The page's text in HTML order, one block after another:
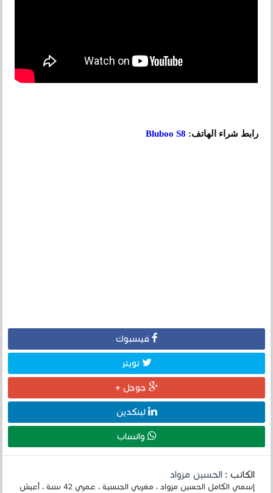
رابط شراء الهاتف: Bluboo S8
فيسبوك
تويتر
جوجل +
لينكدين
واتساب
الكاتب :الحسين مزواد
إسمي الكامل الحسين مزواد ، مغربي الجنسية ، عمري 42 سنة ، أعيش